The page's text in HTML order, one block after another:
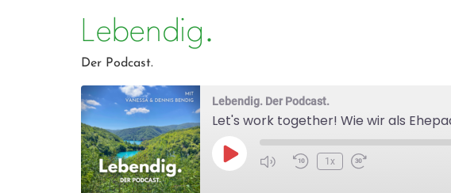
Lebendig.
Der Podcast.
Lebendig. Der Podcast.
Let's work together! Wie wir als
1x